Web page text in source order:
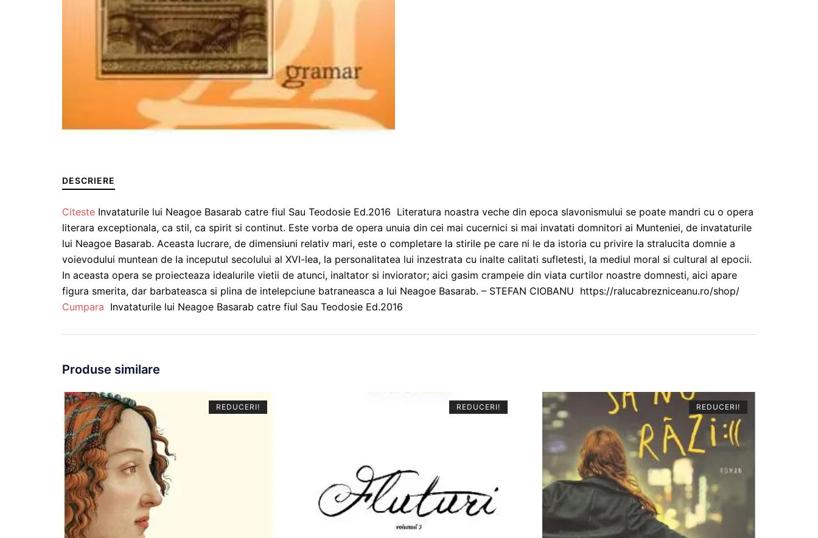
DESCRIERE
Citeste Invataturile lui Neagoe Basarab catre fiul Sau Teodosie Ed.2016 Literatura noastra veche din epoca slavonismului se poate mandri cu o opera
literara exceptionala, ca stil, ca spirit si continut. Este vorba de opera unuia din cei mai cucernici si mai invatati domnitori ai Munteniei, de invataturile
lui Neagoe Basarab. Aceasta lucrare, de dimensiuni relativ mari, este o completare la stirile pe care ni le da istoria cu privire la stralucita domnie a
voievodului muntean de la inceputul secolului al XVI-lea, la personalitatea lui inzestrata cu inalte calitati sufletesti, la mediul moral si cultural al epocii.
In aceasta opera se proiecteaza idealurile vietii de atunci, inaltator si inviorator; aici gasim crampeie din viata curtilor noastre domnesti, aici apare
figura smerita, dar barbateasca si plina de intelepciune batraneasca a lui Neagoe Basarab. – STEFAN CIOBANU https://ralucabrezniceanu.ro/shop/
Cumpara Invataturile lui Neagoe Basarab catre fiul Sau Teodosie Ed.2016
Produse similare
REDUCERI! REDUCERI! REDUCERI!